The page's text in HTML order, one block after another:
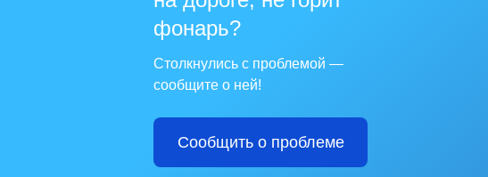
фонарь?
Столкнулись с проблемой —
сообщите о ней!
Сообщить о проблеме